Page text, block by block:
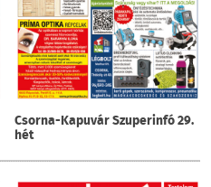
Csorna-Kapuvár Szuperinfó 29.
hét